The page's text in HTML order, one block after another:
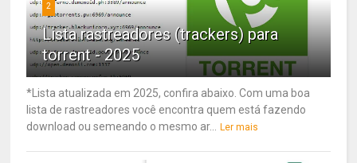
2
Lista rastreadores (trackers) para
torrent - 2025
*Lista atualizada em 2025, confira abaixo. Com uma boa
lista de rastreadores você encontra quem está fazendo
download ou semeando o mesmo ar...
Ler mais